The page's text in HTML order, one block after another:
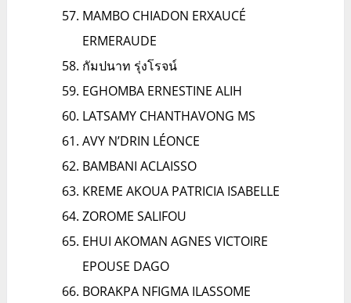
MAMBO CHIADON ERXAUCÉ
ERMERAUDE
กัมปนาท รุ่งโรจน์
EGHOMBA ERNESTINE ALIH
LATSAMY CHANTHAVONG MS
AVY N’DRIN LÉONCE
BAMBANI ACLAISSO
KREME AKOUA PATRICIA ISABELLE
ZOROME SALIFOU
EHUI AKOMAN AGNES VICTOIRE
EPOUSE DAGO
BORAKPA NFIGMA ILASSOME